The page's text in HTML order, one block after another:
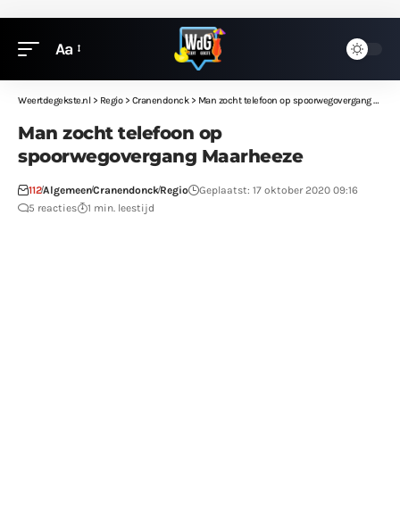
Aa
Weertdegekste.nl> Regio> Cranendonck> Man zocht telefoon op spoorwegovergang Maarheeze
Man zocht telefoon op
spoorwegovergang Maarheeze
112AlgemeenCranendonckRegio
Geplaatst: 17 oktober 2020 09:16
5 reacties
1 min. leestijd